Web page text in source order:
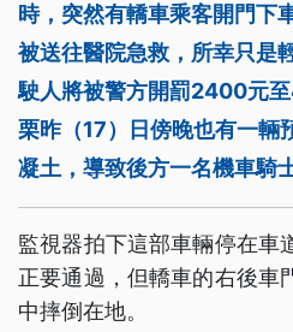
時，突然有轎車乘客開門下
被送往醫院急救，所幸只是
駛人將被警方開罰2400元
栗昨（17）日傍晚也有一輛
凝土，導致後方一名機車騎
監視器拍下這部車輛停在車
正要通過，但轎車的右後車
中摔倒在地。